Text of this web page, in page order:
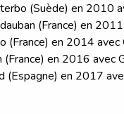
(Suède) en 2010
(France) en
(France) en 2014
(France) en 2016 avec
(Espagne) en 2017